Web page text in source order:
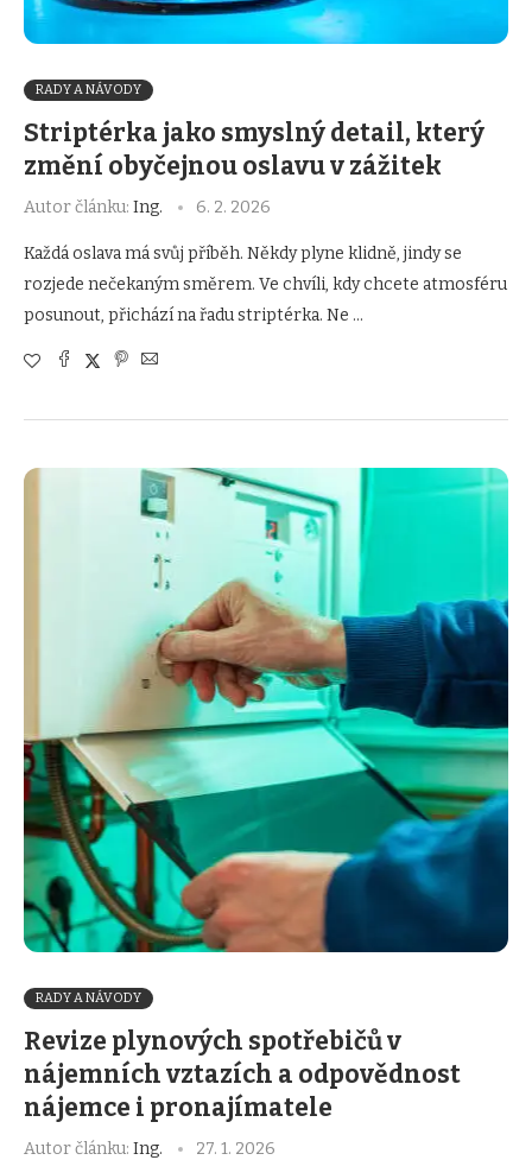
RADY A NÁVODY
Striptérka jako smyslný detail, který
změní obyčejnou oslavu v zážitek
Autor článku: Ing. 6. 2. 2026
Každá oslava má svůj příběh. Někdy plyne klidně, jindy se
rozjede nečekaným směrem. Ve chvíli, kdy chcete atmosféru
posunout, přichází na řadu striptérka. Ne …
RADY A NÁVODY
Revize plynových spotřebičů v
nájemních vztazích a odpovědnost
nájemce i pronajímatele
Autor článku: Ing. 27. 1. 2026